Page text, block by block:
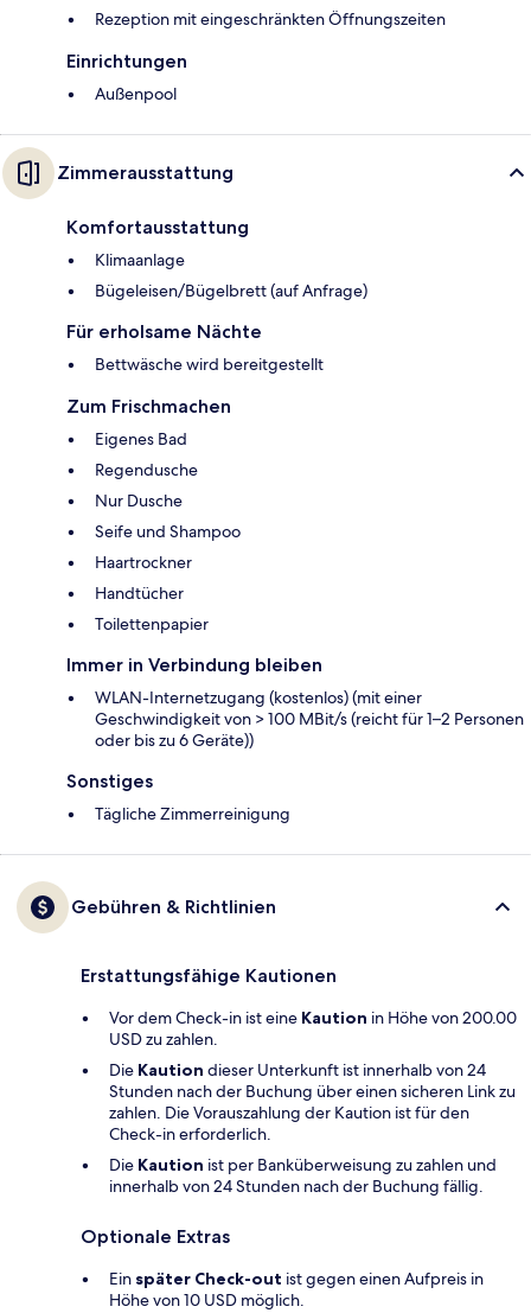
Rezeption mit eingeschränkten Öffnungszeiten
Einrichtungen
Außenpool
Zimmerausstattung
Komfortausstattung
Klimaanlage
Bügeleisen/Bügelbrett (auf Anfrage)
Für erholsame Nächte
Bettwäsche wird bereitgestellt
Zum Frischmachen
Eigenes Bad
Regendusche
Nur Dusche
Seife und Shampoo
Haartrockner
Handtücher
Toilettenpapier
Immer in Verbindung bleiben
WLAN-Internetzugang (kostenlos) (mit einer
Geschwindigkeit von > 100 MBit/s (reicht für 1–2 Personen
oder bis zu 6 Geräte))
Sonstiges
Tägliche Zimmerreinigung
Gebühren & Richtlinien
Erstattungsfähige Kautionen
Vor dem Check-in ist eine Kaution in Höhe von 200.00
USD zu zahlen.
Die Kaution dieser Unterkunft ist innerhalb von 24
Stunden nach der Buchung über einen sicheren Link zu
zahlen. Die Vorauszahlung der Kaution ist für den
Check-in erforderlich.
Die Kaution ist per Banküberweisung zu zahlen und
innerhalb von 24 Stunden nach der Buchung fällig.
Optionale Extras
Ein später Check-out ist gegen einen Aufpreis in
Höhe von 10 USD möglich.